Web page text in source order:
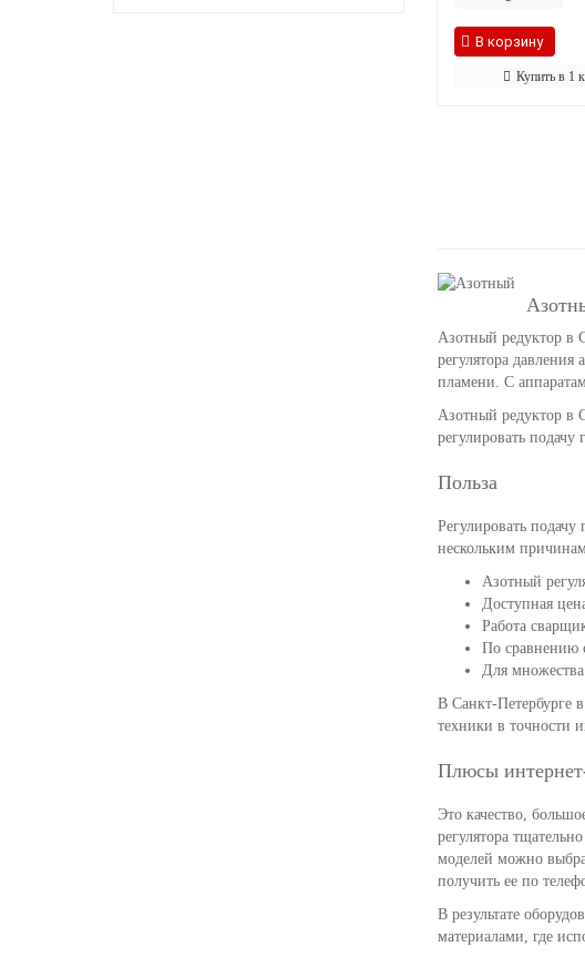
В корзину
Купить в 1
Азотный редуктор в
регулятора
пламени. С
Азотный редуктор в
регулировать подачу
Польза
Регулировать подачу
нескольким
Азотный
Доступная
Работа
По сравнению
Для множества
В Санкт-Петербурге
техники в точности
Плюсы
Это качество,
регулятора
моделей можно
получить ее по
В результате
материалами, где